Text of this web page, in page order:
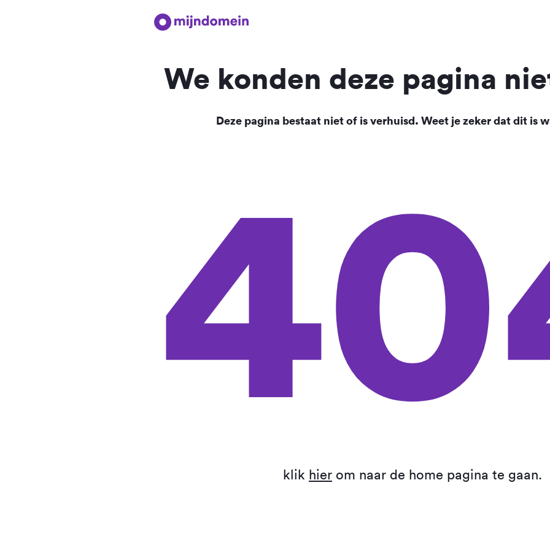
We konden deze pagina
Deze pagina bestaat niet of is verhuisd. Weet je zeker dat dit is
klik hier om naar de home pagina te gaan.